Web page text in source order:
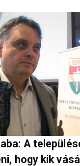
A
hogy kik